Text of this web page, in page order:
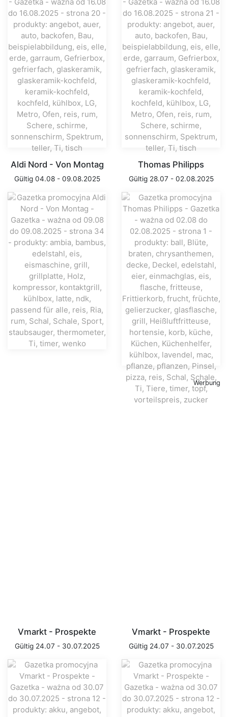
Aldi Nord - Von Montag
Gültig 04.08 - 09.08.2025
Thomas Philipps
Gültig 28.07 - 02.08.2025
Werbung
Vmarkt - Prospekte
Gültig 24.07 - 30.07.2025
Vmarkt - Prospekte
Gültig 24.07 - 30.07.2025